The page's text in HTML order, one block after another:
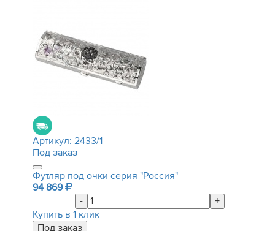
Артикул: 2433/1
Под заказ
Футляр под очки серия "Россия"
94 869
-
+
Купить в 1 клик